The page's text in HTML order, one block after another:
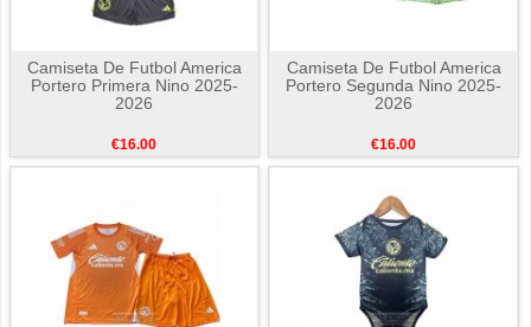
Camiseta De Futbol America
Portero Primera Nino 2025-
2026
€16.00
Camiseta De Futbol America
Portero Segunda Nino 2025-
2026
€16.00